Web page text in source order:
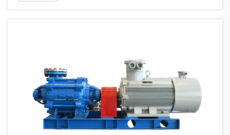
sustancias agresivas como ácidos concentrados,